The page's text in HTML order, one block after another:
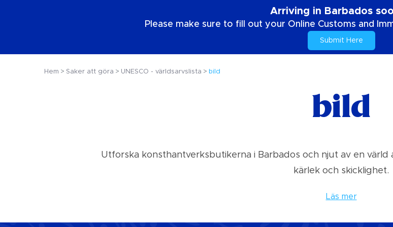
Arriving in Barbados
Please make sure to fill out your Online Customs and
Submit Here
Hem Saker att göra UNESCO - världsarvslista bild
bild
Utforska konsthantverksbutikerna i Barbados och njut av en
kärlek och skicklighet.
Läs mer